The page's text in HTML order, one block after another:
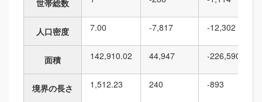
世帯総数
人口密度 7.00 -7,817 -12,302
面積 142,910.02 44,947 -226,590
境界の長さ 1,512.23 240 -893